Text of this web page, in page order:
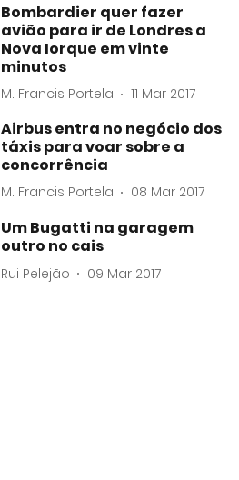
Bombardier quer fazer
avião para ir de Londres a
Nova Iorque em vinte
minutos
M. Francis Portela 11 Mar 2017
Airbus entra no negócio dos
táxis para voar sobre a
concorrência
M. Francis Portela 08 Mar 2017
Um Bugatti na garagem
outro no cais
Rui Pelejão 09 Mar 2017